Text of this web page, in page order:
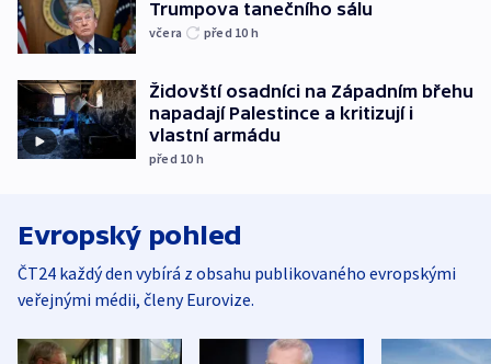
Trumpova tanečního sálu
včera před 10 h
Židovští osadníci na Západním břehu
napadají Palestince a kritizují i
vlastní armádu
před 10 h
Evropský pohled
ČT24 každý den vybírá z obsahu publikovaného evropskými
veřejnými médii, členy Eurovize.